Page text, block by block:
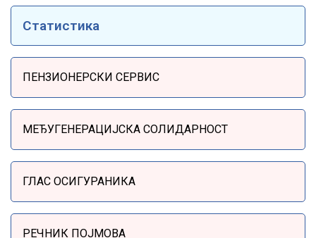
Статистика
ПЕНЗИОНЕРСКИ СЕРВИС
МЕЂУГЕНЕРАЦИЈСКА СОЛИДАРНОСТ
ГЛАС ОСИГУРАНИКА
РЕЧНИК ПОЈМОВА